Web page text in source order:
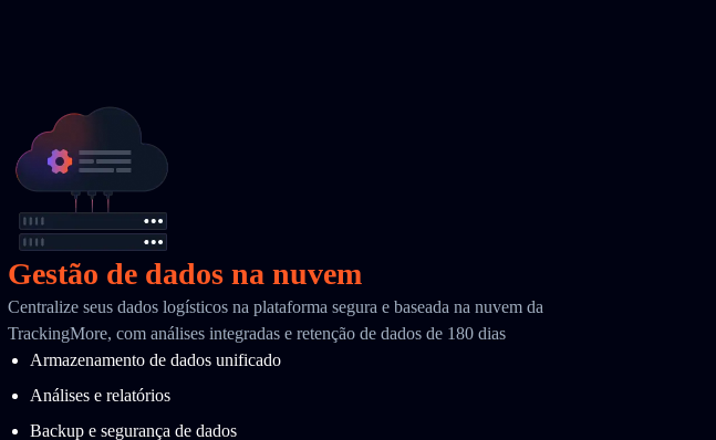
Gestão de dados na nuvem
Centralize seus dados logísticos na plataforma segura e baseada na nuvem da
TrackingMore, com análises integradas e retenção de dados de 180 dias
Armazenamento de dados unificado
Análises e relatórios
Backup e segurança de dados